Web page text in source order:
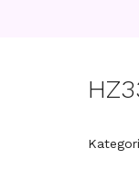
Kategori